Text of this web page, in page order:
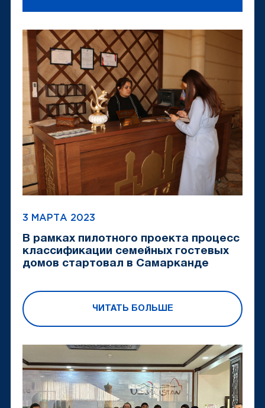
3 МАРТА 2023
В рамках пилотного проекта процесс
классификации семейных гостевых
домов стартовал в Самарканде
ЧИТАТЬ БОЛЬШЕ